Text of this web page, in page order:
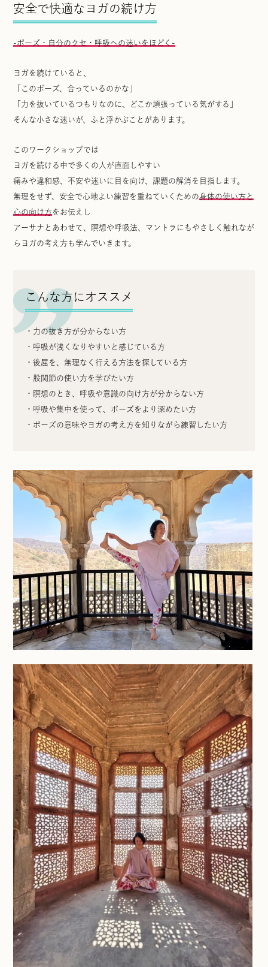
安全で快適なヨガの続け方
-ポーズ・自分のクセ・呼吸への迷いをほどく-
ヨガを続けていると、
「このポーズ、合っているのかな」
力を抜いているつもりなのに、どこか頑張っている気がする
そんな小さな迷いが、ふと浮かぶことがあります。
このワークショップでは
ヨガを続ける中で多くの人が直面しやすい
痛みや違和感、不安や迷いに目を向け、課題の解消を目指します。
無理をせず、安全で心地よい練習を重ねていくための身体の使い方と
心の向け方をお伝えし
アーサナとあわせて、 瞑想や呼吸法、マントラにもやさしく触れなが
らヨガの考え方も学んでいきます。
こんな方にオススメ
・力の抜き方が分からない方
・ 呼吸が浅くなりやすいと感じている方
・後屈を、無理なく行える方法を探している方
・ 股関節の使い方を学びたい方
・ 瞑想のとき、呼吸や意識の向け方が分からない方
・呼吸や集中を使って、ポーズをより深めたい方
・ ポーズの意味やヨガの考え方を知りながら練習したい方